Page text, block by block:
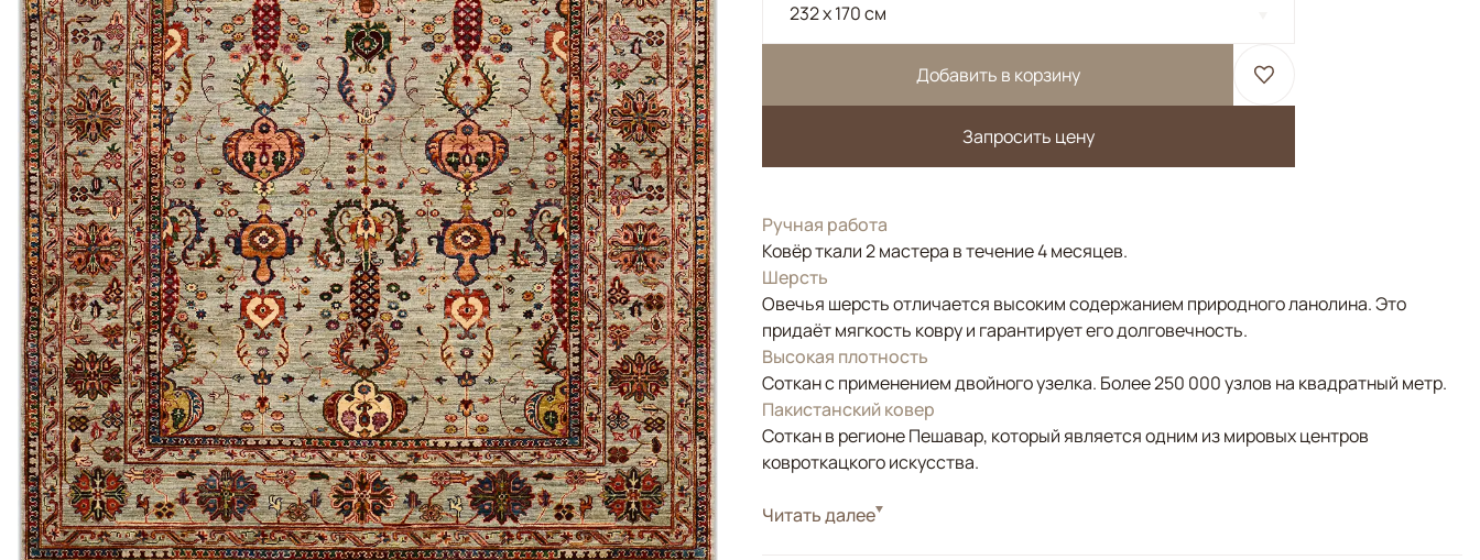
232 x 170 см
Добавить в корзину
Запросить цену
Ручная работа
Ковёр ткали 2 мастера в течение 4 месяцев.
Шерсть
Овечья шерсть отличается высоким содержанием природного ланолина. Это
придаёт мягкость ковру и гарантирует его долговечность.
Высокая плотность
Соткан с применением двойного узелка. Более 250 000 узлов на квадратный метр.
Пакистанский ковер
Соткан в регионе Пешавар, который является одним из мировых центров
ковроткацкого искусства.
СтильКлассические
Читать далее